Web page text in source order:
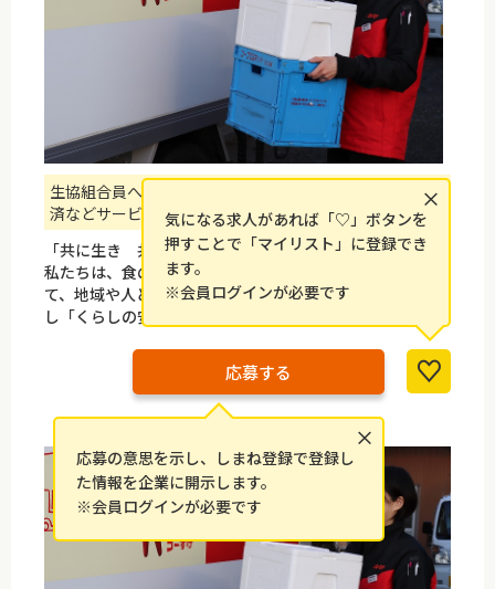
生協組合員への食品を中心とした商品のおとどけや、共
済などサービスを提供しています
「共に生き 共に創る豊かなくらし～」
私たちは、食の問題やくらしの不安が広がる社会にあっ
て、地域や人と人とのつながりを大切にして共に考え行動
し「くらしの安心」をつくっていきます。
応募する
×
応募の意思を示し、しまね登録で登録し
た情報を企業に開示します。
※会員ログインが必要です
×
気になる求人があれば「♡」ボタンを
押すことで「マイリスト」に登録でき
ます。
※会員ログインが必要です